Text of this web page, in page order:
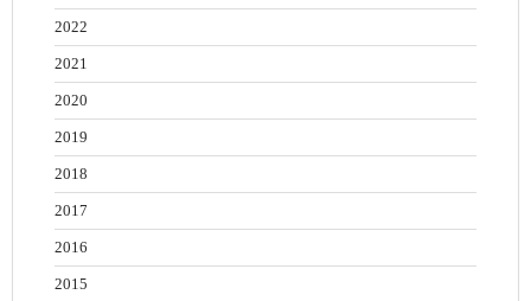
2022
2021
2020
2019
2018
2017
2016
2015